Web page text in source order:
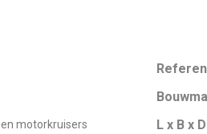
motorkruisers L x B x